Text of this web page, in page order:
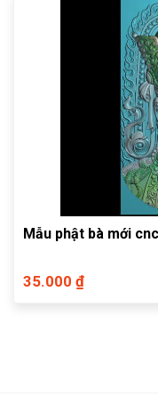
Mẫu phật bà mới cnc
35.000 ₫